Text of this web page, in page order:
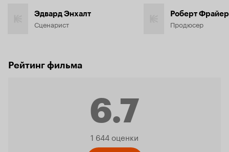
Эдвард Энхалт
Сценарист
Роберт Фрайер
Продюсер
Рейтинг фильма
6.7
Рейтинг
1 644 оценки